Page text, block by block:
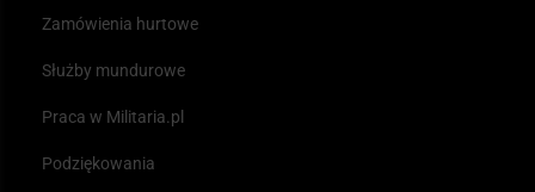
Zamówienia hurtowe
Służby mundurowe
Praca w Militaria.pl
Podziękowania